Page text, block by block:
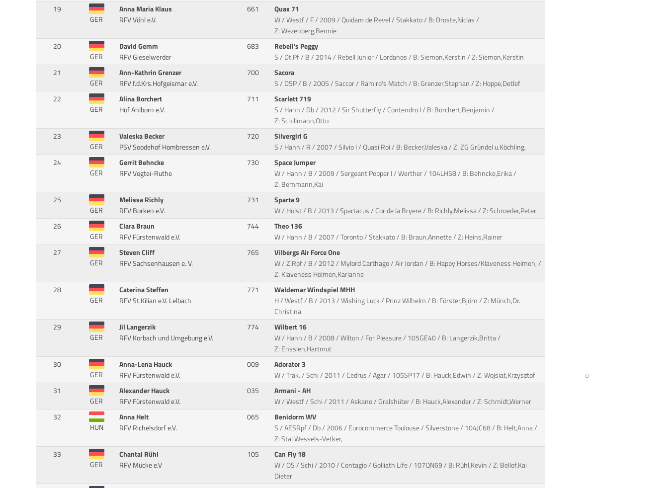
19
GER
Anna Maria Klaus
RFV Vöhl e.V.
661
Quax 71
W / Westf / F / 2009 / Quidam de Revel / Stakkato / B: Droste,Niclas /
Z: Wezenberg,Bennie
20
GER
David Gemm
RFV Gieselwerder
683
Rebell's Peggy
S / Dt.Pf / B / 2014 / Rebell Junior / Lordanos / B: Siemon,Kerstin / Z: Siemon,Kerstin
21
GER
Ann-Kathrin Grenzer
RFV f.d.Krs.Hofgeismar e.V.
700
Sacora
S / DSP / B / 2005 / Saccor / Ramiro's Match / B: Grenzer,Stephan / Z: Hoppe,Detlef
22
GER
Alina Borchert
Hof Ahlborn e.V.
711
Scarlett 719
S / Hann / Db / 2012 / Sir Shutterfly / Contendro I / B: Borchert,Benjamin /
Z: Schillmann,Otto
23
GER
Valeska Becker
PSV Soodehof Hombressen e.V.
720
Silvergirl G
S / Hann / R / 2007 / Silvio I / Quasi Roi / B: Becker,Valeska / Z: ZG Gründel u.Köchling,
24
GER
Gerrit Behncke
RFV Vogtei-Ruthe
730
Space Jumper
W / Hann / B / 2009 / Sergeant Pepper I / Werther / 104LH58 / B: Behncke,Erika /
Z: Bemmann,Kai
25
GER
Melissa Richly
RFV Borken e.V.
731
Sparta 9
W / Holst / B / 2013 / Spartacus / Cor de la Bryere / B: Richly,Melissa / Z: Schroeder,Peter
26
GER
Clara Braun
RFV Fürstenwald e.V.
744
Theo 136
W / Hann / B / 2007 / Toronto / Stakkato / B: Braun,Annette / Z: Heins,Rainer
27
GER
Steven Cliff
RFV Sachsenhausen e. V.
765
Vilbergs Air Force One
W / Z.Rpf / B / 2012 / Mylord Carthago / Air Jordan / B: Happy Horses/Klaveness Holmen, /
Z: Klaveness Holmen,Karianne
28
GER
Caterina Steffen
RFV St.Kilian e.V. Lelbach
771
Waldemar Windspiel MHH
H / Westf / B / 2013 / Wishing Luck / Prinz Wilhelm / B: Förster,Björn / Z: Münch,Dr.
Christina
29
GER
Jil Langerzik
RFV Korbach und Umgebung e.V.
774
Wilbert 16
W / Hann / B / 2008 / Wilton / For Pleasure / 105GE40 / B: Langerzik,Britta /
Z: Ensslen,Hartmut
30
GER
Anna-Lena Hauck
RFV Fürstenwald e.V.
009
Adorator 3
W / Trak. / Schi / 2011 / Cedrus / Agar / 105SP17 / B: Hauck,Edwin / Z: Wojsiat,Krzysztof
31
GER
Alexander Hauck
RFV Fürstenwald e.V.
035
Armani - AH
W / Westf / Schi / 2011 / Askano / Gralshüter / B: Hauck,Alexander / Z: Schmidt,Werner
32
HUN
Anna Helt
RFV Richelsdorf e.V.
065
Benidorm WV
S / AESRpf / Db / 2006 / Eurocommerce Toulouse / Silverstone / 104JC68 / B: Helt,Anna /
Z: Stal Wessels-Vetker,
33
GER
Chantal Rühl
RFV Mücke e.V
105
Can Fly 18
W / OS / Schi / 2010 / Contagio / Golliath Life / 107QN69 / B: Rühl,Kevin / Z: Bellof,Kai
Dieter